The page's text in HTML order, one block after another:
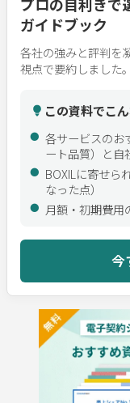
プロの目利きで
ガイドブック
各社の強みと評判を
視点で要約しました。
この資料でこ
各サービスのお
ート品質）と自
BOXILに寄せら
なった点）
月額・初期費用
今